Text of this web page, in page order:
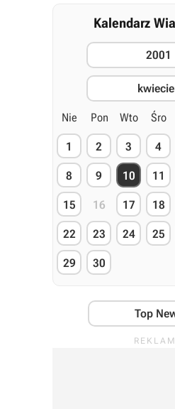
Kalendarz
2001
Nie Pon Wto Śro
1 2 3 4
8 9 10 11
15 16 17 18
22 23 24 25
29 30
Top